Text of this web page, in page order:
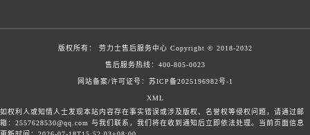
版权所有： 劳力士售后服务中心 Copyright © 2018-2032
售后服务热线： 400-805-0023
网站备案/许可证号：苏ICP备2025196982号-1
XML
如权利人或知情人士发现本站内容存在事实错误或涉及版权、名誉权等侵权问题，请通过邮
箱：2557628530@qq.com 与我们联系，我们将在收到通知后立即依法处理。当前页面信息